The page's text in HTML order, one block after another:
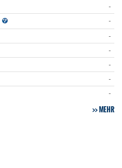
-
-
-
-
-
-
-
MEHR